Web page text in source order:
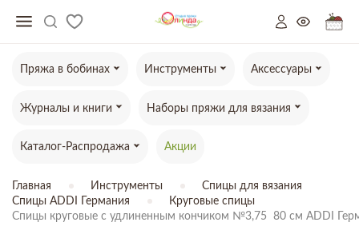
Пряжа в бобинах Инструменты Аксессуары
Журналы и книги Наборы пряжи для вязания
Каталог-Распродажа Акции
Главная Инструменты
Спицы для вязания
Спицы ADDI Германия
Круговые спицы
Спицы круговые с удлиненным кончиком №3,75  80 см ADDI